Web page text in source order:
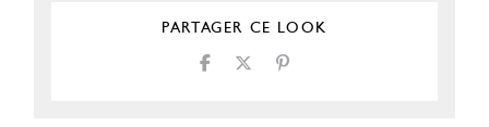
PARTAGER CE LOOK